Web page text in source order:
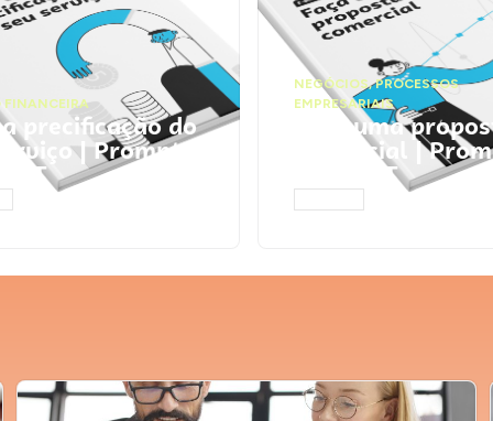
FINANCEIRA
precificação do
| Prompts
NEGÓCIOS,PROCESSOS
EMPRESARIAIS
Faça uma
comercial |
ChatGPT